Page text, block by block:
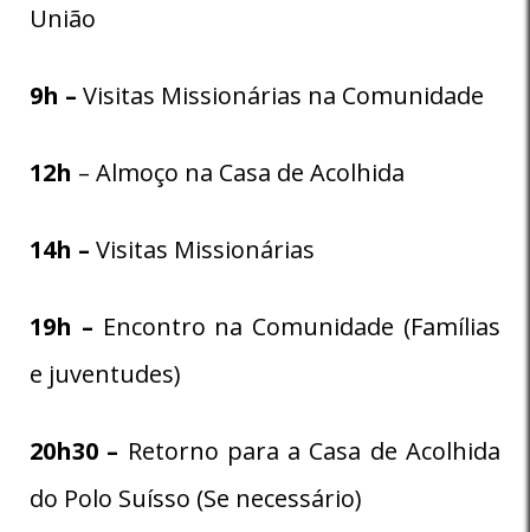
União
9h – Visitas Missionárias na Comunidade
12h – Almoço na Casa de Acolhida
14h – Visitas Missionárias
19h – Encontro na Comunidade (Famílias
e juventudes)
20h30 – Retorno para a Casa de Acolhida
do Polo Suísso (Se necessário)